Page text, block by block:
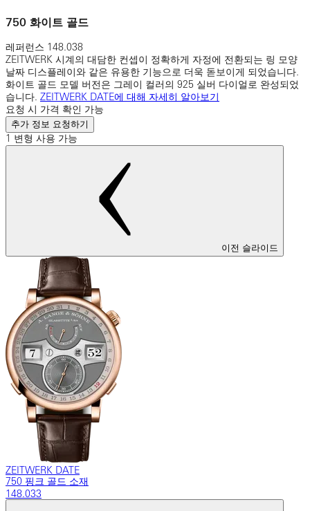
750 화이트 골드
레퍼런스 148.038
ZEITWERK 시계의 대담한 컨셉이 정확하게 자정에 전환되는 링 모양
날짜 디스플레이와 같은 유용한 기능으로 더욱 돋보이게 되었습니다.
화이트 골드 모델 버전은 그레이 컬러의 925 실버 다이얼로 완성되었
습니다. ZEITWERK DATE에 대해 자세히 알아보기
요청 시 가격 확인 가능
추가 정보 요청하기
1 변형 사용 가능
이전 슬라이드
ZEITWERK DATE
750 핑크 골드 소재
148.033